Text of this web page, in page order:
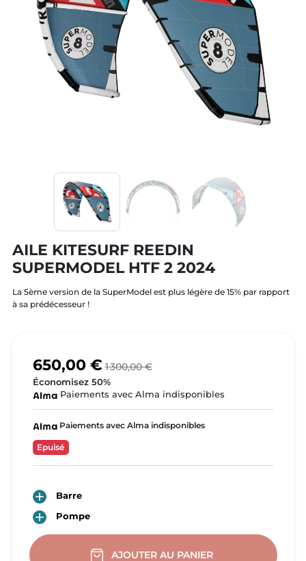
AILE KITESURF REEDIN
SUPERMODEL HTF 2 2024
La 5ème version de la SuperModel est plus légère de 15% par rapport
à sa prédécesseur !
650,00 € 1 300,00 €
Économisez 50%
Paiements avec Alma indisponibles
Paiements avec Alma indisponibles
Epuisé
 Barre
 Pompe
AJOUTER AU PANIER